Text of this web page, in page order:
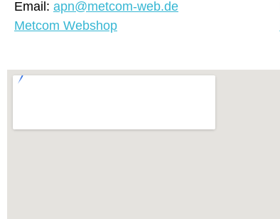
Email: apn@metcom-web.de
Metcom Webshop